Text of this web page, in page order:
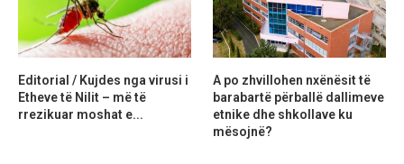
Editorial / Kujdes nga virusi i
Etheve të Nilit – më të
rrezikuar moshat e...
A po zhvillohen nxënësit të
barabartë përballë dallimeve
etnike dhe shkollave ku
mësojnë?